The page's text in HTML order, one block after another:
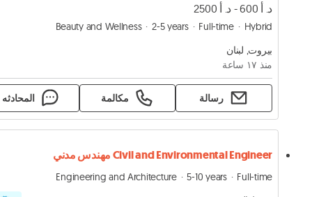
د. أ 600 - د. أ 2500
Beauty and Wellness 2-5 years Full-time
Hybrid
بيروت, لبنان
منذ ١٧ ساعة
رسالة مكالمة المحادثه
Civil and Environmental Engineer مهندس مدني
Engineering and Architecture 5-10 years
Full-time